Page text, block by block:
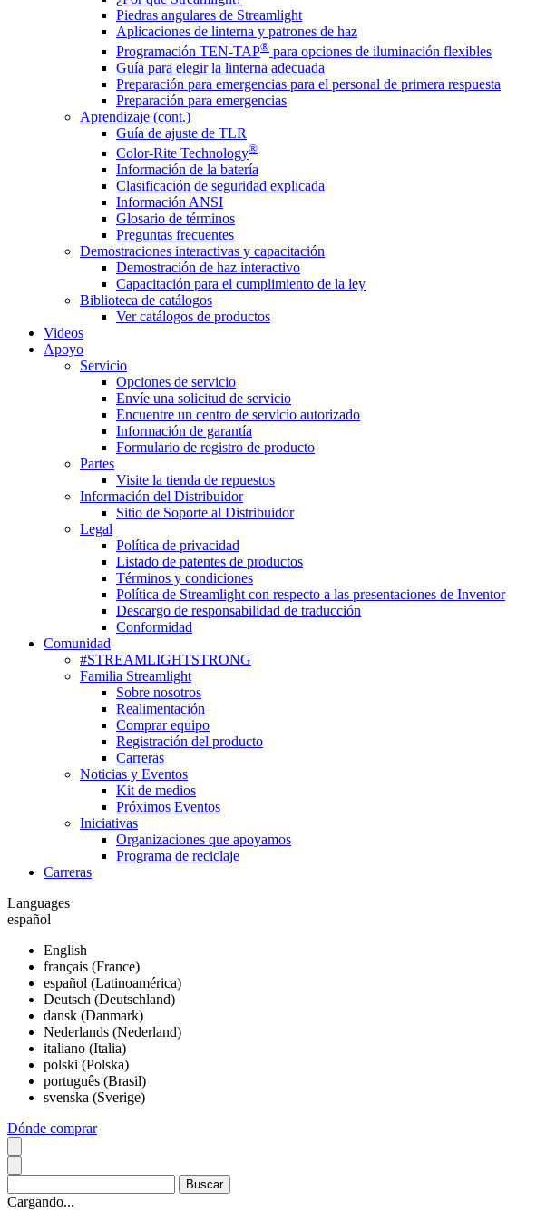
Piedras angulares de Streamlight
Aplicaciones de linterna y patrones de haz
Programación TEN-TAP® para opciones de iluminación flexibles
Guía para elegir la linterna adecuada
Preparación para emergencias para el personal de primera respuesta
Preparación para emergencias
Aprendizaje (cont.)
Guía de ajuste de TLR
Color-Rite Technology®
Información de la batería
Clasificación de seguridad explicada
Información ANSI
Glosario de términos
Preguntas frecuentes
Demostraciones interactivas y capacitación
Demostración de haz interactivo
Capacitación para el cumplimiento de la ley
Biblioteca de catálogos
Ver catálogos de productos
Videos
Apoyo
Servicio
Opciones de servicio
Envíe una solicitud de servicio
Encuentre un centro de servicio autorizado
Información de garantía
Formulario de registro de producto
Partes
Visite la tienda de repuestos
Información del Distribuidor
Sitio de Soporte al Distribuidor
Legal
Política de privacidad
Listado de patentes de productos
Términos y condiciones
Política de Streamlight con respecto a las presentaciones de Inventor
Descargo de responsabilidad de traducción
Conformidad
Comunidad
#STREAMLIGHTSTRONG
Familia Streamlight
Sobre nosotros
Realimentación
Comprar equipo
Registración del producto
Carreras
Noticias y Eventos
Kit de medios
Próximos Eventos
Iniciativas
Organizaciones que apoyamos
Programa de reciclaje
Carreras
Languages
español
English
français (France)
español (Latinoamérica)
Deutsch (Deutschland)
dansk (Danmark)
Nederlands (Nederland)
italiano (Italia)
polski (Polska)
português (Brasil)
svenska (Sverige)
Dónde comprar
Cargando...